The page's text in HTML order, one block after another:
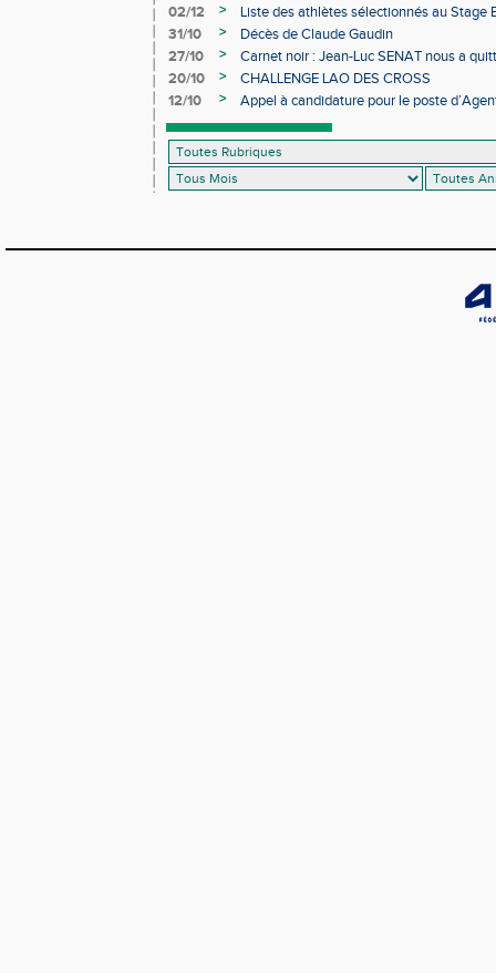
02/12
>
Liste des athlètes sélectionnés au Stage
31/10
>
Décès de Claude Gaudin
27/10
>
Carnet noir : Jean-Luc SENAT nous a
20/10
>
CHALLENGE LAO DES CROSS
12/10
>
Appel à candidature pour le poste